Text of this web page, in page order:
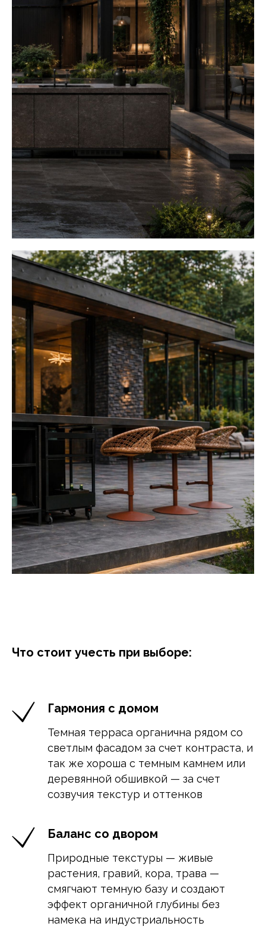
Что стоит учесть при выборе:
Гармония с домом
Темная терраса органична рядом со
светлым фасадом за счет контраста, и
так же хороша с темным камнем или
деревянной обшивкой — за счет
созвучия текстур и оттенков
Баланс со двором
Природные текстуры — живые
растения, гравий, кора, трава —
смягчают темную базу и создают
эффект органичной глубины без
намека на индустриальность